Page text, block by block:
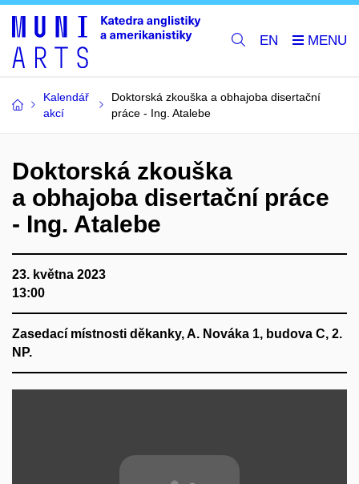
EN
Kalendář
akcí
Doktorská zkouška a obhajoba disertační
práce - Ing. Atalebe
Doktorská zkouška
a obhajoba disertační práce
- Ing. Atalebe
23. května 2023
13:00
Zasedací místnosti děkanky, A. Nováka 1, budova C, 2.
NP.